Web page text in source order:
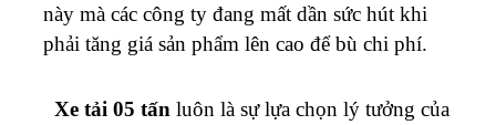
này mà các công ty đang mất dần sức hút khi
phải tăng giá sản phẩm lên cao để bù chi phí.
Xe tải 05 tấn luôn là sự lựa chọn lý tưởng của